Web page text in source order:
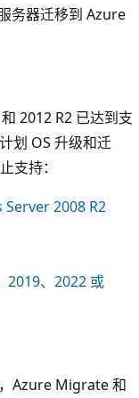
务器迁移到 Azure
2012 R2 已达到支
划 OS 升级和迁
支持：
2008 R2
2019、2022 或
Azure Migrate 和